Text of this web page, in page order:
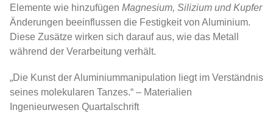
Elemente wie hinzufügen Magnesium, Silizium und Kupfer
Änderungen beeinflussen die Festigkeit von Aluminium.
Diese Zusätze wirken sich darauf aus, wie das Metall
während der Verarbeitung verhält.
„Die Kunst der Aluminiummanipulation liegt im Verständnis
seines molekularen Tanzes.“ – Materialien
Ingenieurwesen Quartalschrift